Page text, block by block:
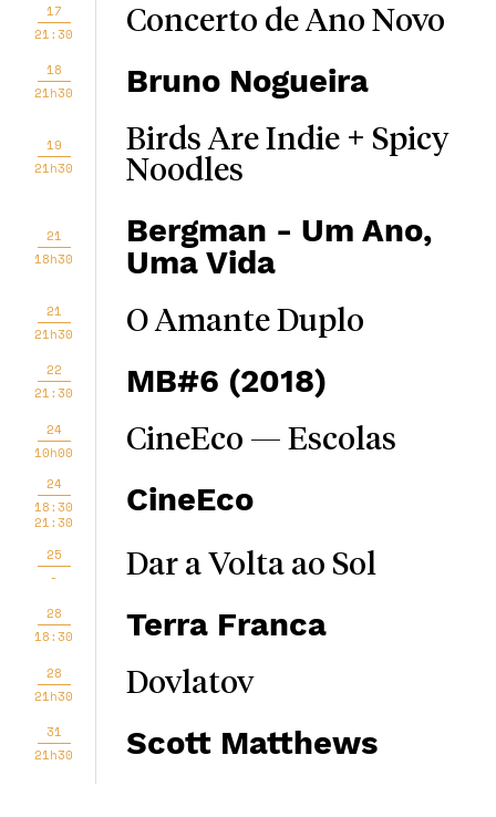
17
21:30
Concerto de Ano Novo
18
21h30
Bruno Nogueira
19
21h30
Birds Are Indie + Spicy
Noodles
21
18h30
Bergman - Um Ano,
Uma Vida
21
21h30
O Amante Duplo
22
21:30
MB#6 (2018)
24
10h00
CineEco — Escolas
24
18:30
21:30
CineEco
25
-
Dar a Volta ao Sol
28
18:30
Terra Franca
28
21h30
Dovlatov
31
21h30
Scott Matthews